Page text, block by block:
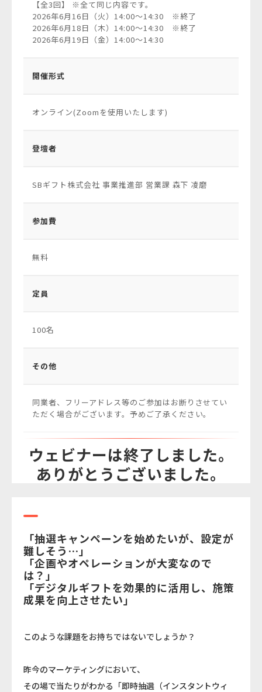
【全3回】 ※全て同じ内容です。
2026年6月16日（火）14:00～14:30 ※終了
2026年6月18日（木）14:00～14:30 ※終了
2026年6月19日（金）14:00～14:30
開催形式
オンライン(Zoomを使用いたします)
登壇者
SBギフト株式会社 事業推進部 営業課 森下 凌磨
参加費
無料
定員
100名
その他
同業者、フリーアドレス等のご参加はお断りさせてい
ただく場合がございます。予めご了承ください。
ウェビナーは終了しました。
ありがとうございました。
「抽選キャンペーンを始めたいが、設定が
難しそう…」
「企画やオペレーションが大変なので
は？」
「デジタルギフトを効果的に活用し、施策
成果を向上させたい」
このような課題をお持ちではないでしょうか？
昨今のマーケティングにおいて、
その場で当たりがわかる「即時抽選（インスタントウィ